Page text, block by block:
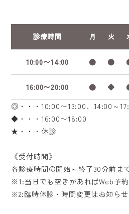
診療時間 月 火
10:00〜14:00 ● ●
16:00〜20:00 ● ◆
◎・・・10:00〜13:00、14:00～
◆・・・16:00〜18:00
★・・・休診
《受付時間》
各診療時間の開始～終了30分前ま
※1:当日でも空きがあればWeb予約
※2:臨時休診・時間変更はお知らせ